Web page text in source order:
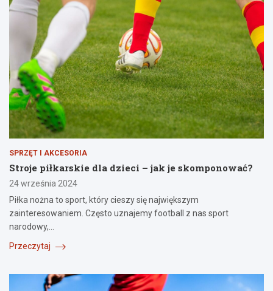
SPRZĘT I AKCESORIA
Stroje piłkarskie dla dzieci – jak je skomponować?
24 września 2024
Piłka nożna to sport, który cieszy się największym
zainteresowaniem. Często uznajemy football z nas sport
narodowy,…
Przeczytaj